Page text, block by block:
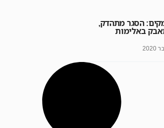
הסגר מתהדק,
באלימות